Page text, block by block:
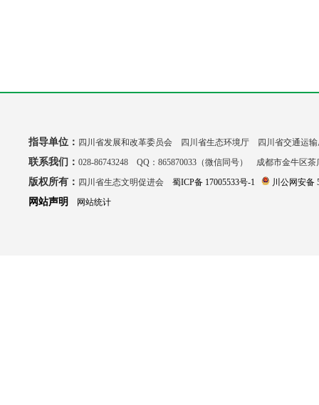
指导单位： 四川省发展和改革委员会 四川省生态环境厅 四川省交通运
联系我们： 028-86743248 QQ：865870033（微信同号） 成都市金牛区
版权所有： 四川省生态文明促进会 蜀ICP备 17005533号-1 川公网安备
网站声明 网站统计